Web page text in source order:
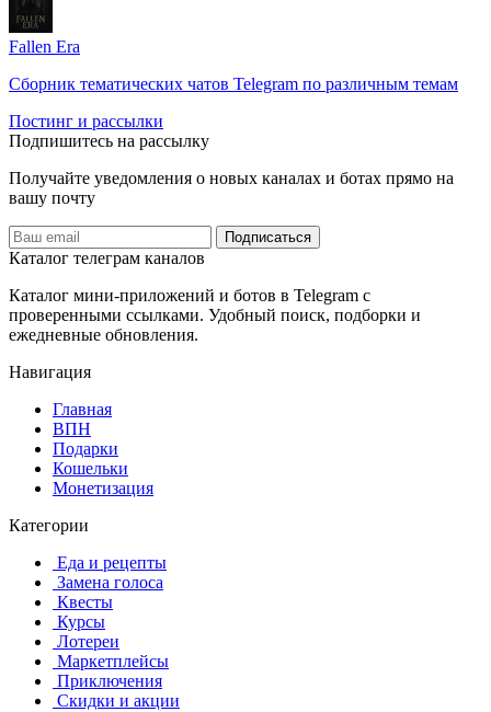
Fallen Era
Сборник тематических чатов Telegram по различным темам
Постинг и рассылки
Подпишитесь на рассылку
Получайте уведомления о новых каналах и ботаx прямо на
вашу почту
Подписаться
Каталог телеграм каналов
Каталог мини-приложений и ботов в Telegram с
проверенными ссылками. Удобный поиск, подборки и
ежедневные обновления.
Навигация
Главная
️ВПН
Подарки
Кошельки
Монетизация
Категории
️ ️Еда и рецепты
️ Замена голоса
️ Квесты
‍ Курсы
️ Лотереи
️ Маркетплейсы
️ Приключения
️ Скидки и акции